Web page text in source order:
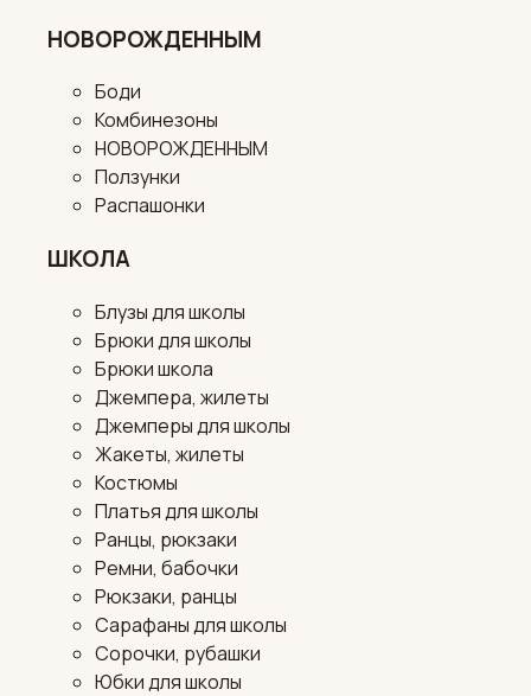
НОВОРОЖДЕННЫМ
Боди
Комбинезоны
НОВОРОЖДЕННЫМ
Ползунки
Распашонки
ШКОЛА
Блузы для школы
Брюки для школы
Брюки школа
Джемпера, жилеты
Джемперы для школы
Жакеты, жилеты
Костюмы
Платья для школы
Ранцы, рюкзаки
Ремни, бабочки
Рюкзаки, ранцы
Сарафаны для школы
Сорочки, рубашки
Юбки для школы